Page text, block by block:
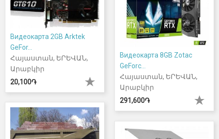
Видеокарта 2GB Arktek
GeFor...
Հայաստան, ԵՐԵՎԱՆ,
Արաբկիր
20,100֏
Видеокарта 8GB Zotac
GeForc...
Հայաստան, ԵՐԵՎԱՆ,
Արաբկիր
291,600֏